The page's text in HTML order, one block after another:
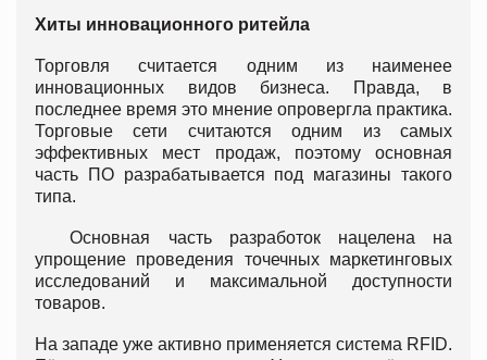
Хиты инновационного ритейла
Торговля считается одним из наименее
инновационных видов бизнеса. Правда, в
последнее время это мнение опровергла практика.
Торговые сети считаются одним из самых
эффективных мест продаж, поэтому основная
часть ПО разрабатывается под магазины такого
типа.
Основная часть разработок нацелена на
упрощение проведения точечных маркетинговых
исследований и максимальной доступности
товаров.
На западе уже активно применяется система RFID.